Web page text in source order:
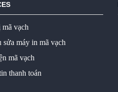
vạch
sửa máy in mã vạch
mã vạch
thanh toán